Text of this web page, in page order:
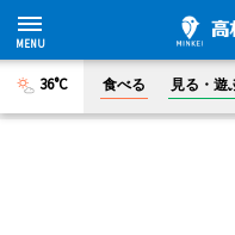
36°C 食べる 見る・遊